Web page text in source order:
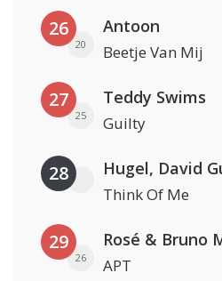
26
20
Antoon
Beetje Van Mij
27
25
Teddy Swims
Guilty
28
Think Of Me
29
26
Rosé & Bruno
APT